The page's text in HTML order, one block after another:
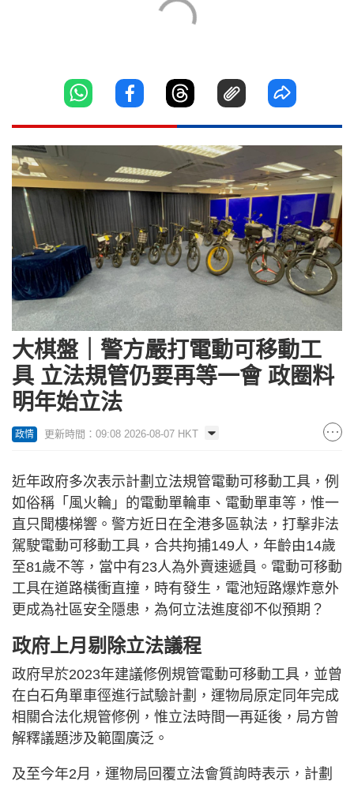
大棋盤｜警方嚴打電動可移動工
具 立法規管仍要再等一會 政圈料
明年始立法
政情 更新時間：09:08 2026-08-07 HKT
近年政府多次表示計劃立法規管電動可移動工具，例
如俗稱「風火輪」的電動單輪車、電動單車等，惟一
直只聞樓梯響。警方近日在全港多區執法，打擊非法
駕駛電動可移動工具，合共拘捕149人，年齡由14歲
至81歲不等，當中有23人為外賣速遞員。電動可移動
工具在道路橫衝直撞，時有發生，電池短路爆炸意外
更成為社區安全隱患，為何立法進度卻不似預期？
政府上月剔除立法議程
政府早於2023年建議修例規管電動可移動工具，並曾
在白石角單車徑進行試驗計劃，運物局原定同年完成
相關合法化規管修例，惟立法時間一再延後，局方曾
解釋議題涉及範圍廣泛。
及至今年2月，運物局回覆立法會質詢時表示，計劃